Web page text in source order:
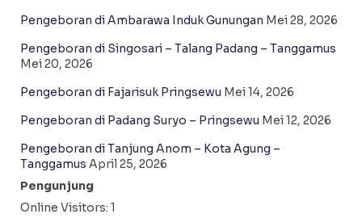
Pengeboran di Ambarawa Induk Gunungan Mei 28, 2026
Pengeboran di Singosari – Talang Padang – Tanggamus
Mei 20, 2026
Pengeboran di Fajarisuk Pringsewu Mei 14, 2026
Pengeboran di Padang Suryo – Pringsewu Mei 12, 2026
Pengeboran di Tanjung Anom – Kota Agung –
Tanggamus April 25, 2026
Pengunjung
Online Visitors: 1